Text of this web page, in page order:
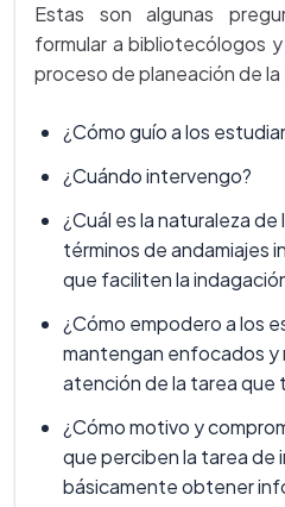
Estas son algunas
formular a bibliotecólogos
proceso de planeación de
¿Cómo guío a los
¿Cuándo intervengo?
¿Cuál es la naturaleza
términos de andamiajes
que faciliten la
¿Cómo empodero a los
mantengan enfocados y
atención de la tarea que
¿Cómo motivo y
que perciben la tarea de
básicamente obtener